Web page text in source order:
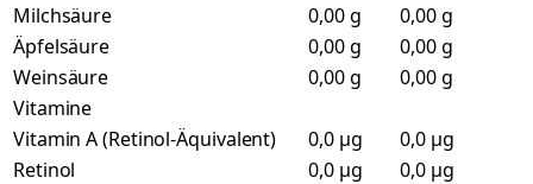
Milchsäure
0,00 g
0,00 g
Äpfelsäure
0,00 g
0,00 g
Weinsäure
0,00 g
0,00 g
Vitamine
Vitamin A (Retinol-Äquivalent)
0,0 µg
0,0 µg
Retinol
0,0 µg
0,0 µg